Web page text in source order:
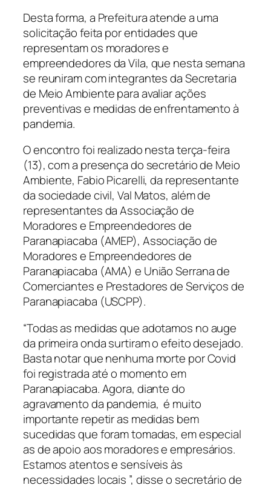
Desta forma, a Prefeitura atende a uma
solicitação feita por entidades que
representam os moradores e
empreendedores da Vila, que nesta semana
se reuniram com integrantes da Secretaria
de Meio Ambiente para avaliar ações
preventivas e medidas de enfrentamento à
pandemia.
O encontro foi realizado nesta terça-feira
(13), com a presença do secretário de Meio
Ambiente, Fabio Picarelli, da representante
da sociedade civil, Val Matos, além de
representantes da Associação de
Moradores e Empreendedores de
Paranapiacaba (AMEP), Associação de
Moradores e Empreendedores de
Paranapiacaba (AMA) e União Serrana de
Comerciantes e Prestadores de Serviços de
Paranapiacaba (USCPP).
“Todas as medidas que adotamos no auge
da primeira onda surtiram o efeito desejado.
Basta notar que nenhuma morte por Covid
foi registrada até o momento em
Paranapiacaba. Agora, diante do
agravamento da pandemia, é muito
importante repetir as medidas bem
sucedidas que foram tomadas, em especial
as de apoio aos moradores e empresários.
Estamos atentos e sensíveis às
necessidades locais ”, disse o secretário de